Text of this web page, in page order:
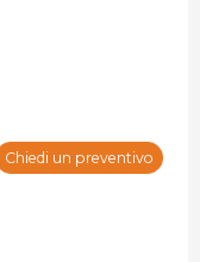
Chiedi un preventivo